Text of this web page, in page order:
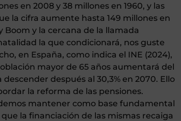
en 2008 y 38 millones en 1960, y las
la cifra aumente hasta 149 millones en
Boom y la cercana de la llamada
la que condicionará, nos guste
en España, como indica el INE (2024),
mayor de 65 años aumentará del
después al 30,3% en 2070. Ello
la reforma de las pensiones.
mantener como base fundamental
la financiación de las mismas recaiga